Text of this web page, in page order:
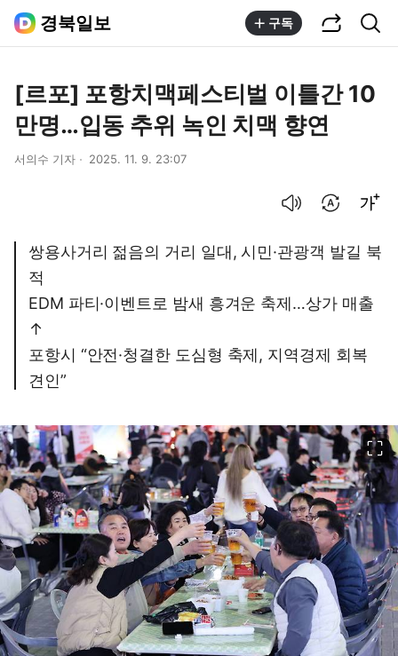
경북일보 구독
[르포] 포항치맥페스티벌 이틀간 10
만명…입동 추위 녹인 치맥 향연
서의수 기자 2025. 11. 9. 23:07
쌍용사거리 젊음의 거리 일대, 시민·관광객 발길 북
적
EDM 파티·이벤트로 밤새 흥겨운 축제…상가 매출
↑
포항시 “안전·청결한 도심형 축제, 지역경제 회복
견인”